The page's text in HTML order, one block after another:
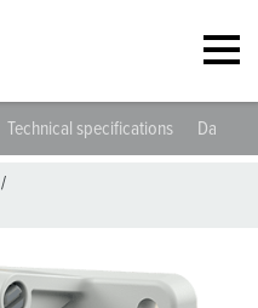
Technical specifications
/